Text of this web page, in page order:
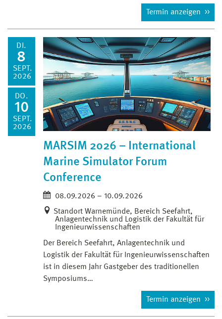
Termin anzeigen
DI.
8
SEPT.
2026
DO.
10
SEPT.
2026
MARSIM 2026 – International
Marine Simulator Forum
Conference
08.09.2026 – 10.09.2026
Standort Warnemünde, Bereich Seefahrt,
Anlagentechnik und Logistik der Fakultät für
Ingenieurwissenschaften
Der Bereich Seefahrt, Anlagentechnik und
Logistik der Fakultät für Ingenieurwissenschaften
ist in diesem Jahr Gastgeber des traditionellen
Symposiums…
Termin anzeigen